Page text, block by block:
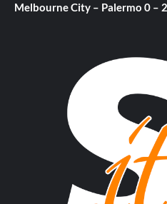
Melbourne City – Palermo 0 –